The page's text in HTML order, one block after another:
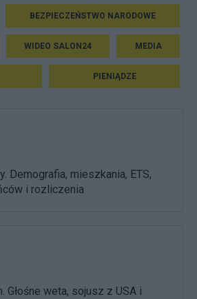
BEZPIECZEŃSTWO NARODOWE
WIDEO SALON24 MEDIA
PIENIĄDZE
Demografia, mieszkania, ETS,
i rozliczenia
Głośne weta, sojusz z USA i